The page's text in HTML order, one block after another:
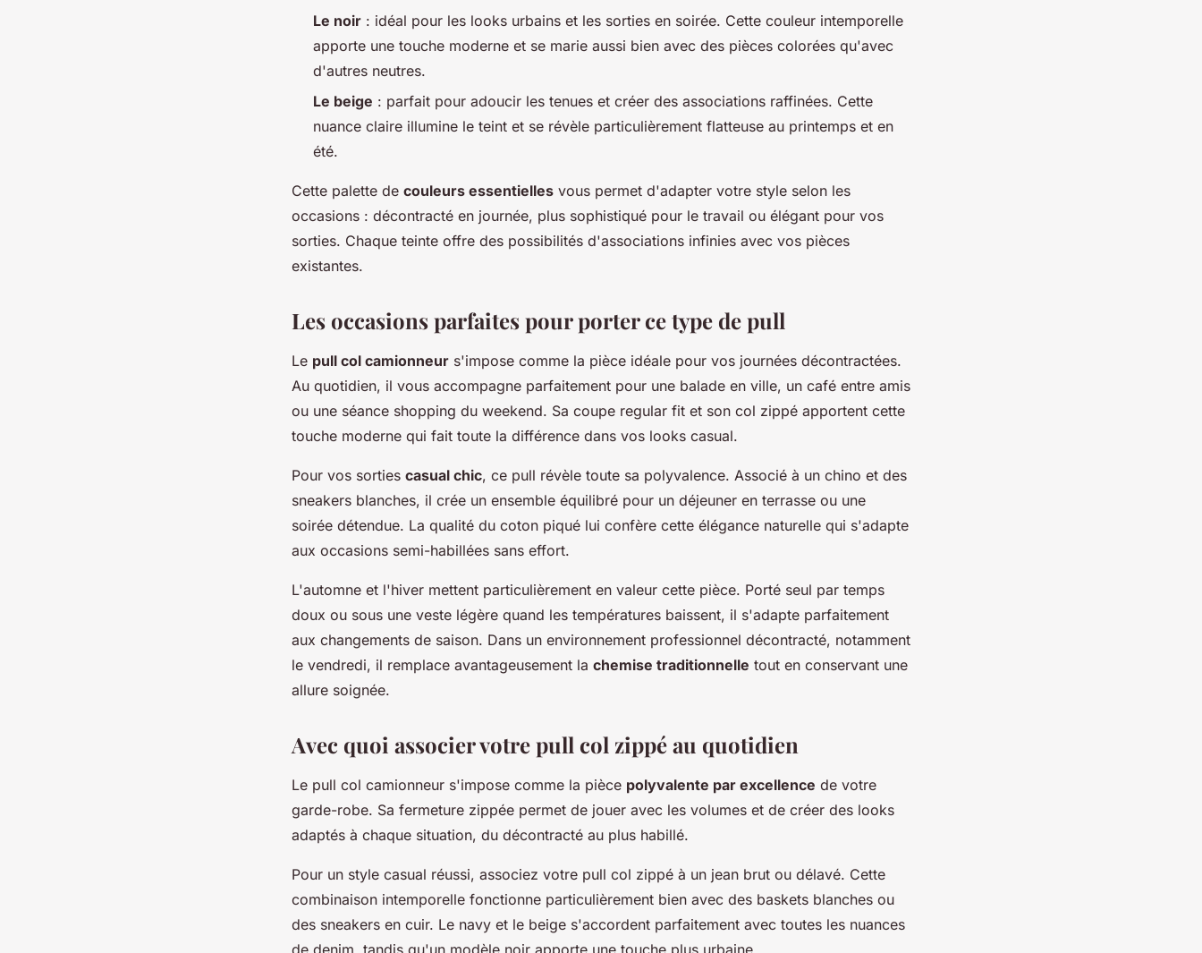
Le noir : idéal pour les looks urbains et les sorties en soirée. Cette couleur intemporelle
apporte une touche moderne et se marie aussi bien avec des pièces colorées qu'avec
d'autres neutres.
Le beige : parfait pour adoucir les tenues et créer des associations raffinées. Cette
nuance claire illumine le teint et se révèle particulièrement flatteuse au printemps et en
été.
Cette palette de couleurs essentielles vous permet d'adapter votre style selon les
occasions : décontracté en journée, plus sophistiqué pour le travail ou élégant pour vos
sorties. Chaque teinte offre des possibilités d'associations infinies avec vos pièces
existantes.
Les occasions parfaites pour porter ce type de pull
Le pull col camionneur s'impose comme la pièce idéale pour vos journées décontractées.
Au quotidien, il vous accompagne parfaitement pour une balade en ville, un café entre amis
ou une séance shopping du weekend. Sa coupe regular fit et son col zippé apportent cette
touche moderne qui fait toute la différence dans vos looks casual.
Pour vos sorties casual chic, ce pull révèle toute sa polyvalence. Associé à un chino et des
sneakers blanches, il crée un ensemble équilibré pour un déjeuner en terrasse ou une
soirée détendue. La qualité du coton piqué lui confère cette élégance naturelle qui s'adapte
aux occasions semi-habillées sans effort.
L'automne et l'hiver mettent particulièrement en valeur cette pièce. Porté seul par temps
doux ou sous une veste légère quand les températures baissent, il s'adapte parfaitement
aux changements de saison. Dans un environnement professionnel décontracté, notamment
le vendredi, il remplace avantageusement la chemise traditionnelle tout en conservant une
allure soignée.
Avec quoi associer votre pull col zippé au quotidien
Le pull col camionneur s'impose comme la pièce polyvalente par excellence de votre
garde-robe. Sa fermeture zippée permet de jouer avec les volumes et de créer des looks
adaptés à chaque situation, du décontracté au plus habillé.
Pour un style casual réussi, associez votre pull col zippé à un jean brut ou délavé. Cette
combinaison intemporelle fonctionne particulièrement bien avec des baskets blanches ou
des sneakers en cuir. Le navy et le beige s'accordent parfaitement avec toutes les nuances